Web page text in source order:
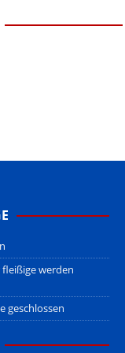
werden
geschlossen